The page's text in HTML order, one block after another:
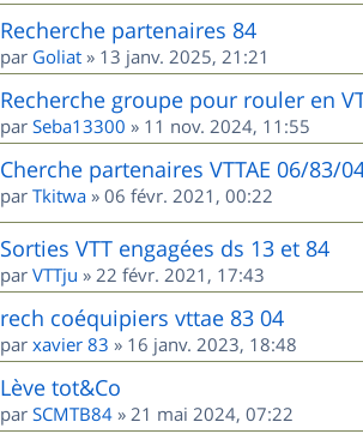
Recherche partenaires 84
par Goliat » 13 janv. 2025, 21:21
Recherche groupe pour rouler en
par Seba13300 » 11 nov. 2024, 11:55
Cherche partenaires VTTAE 06/83/
par Tkitwa » 06 févr. 2021, 00:22
Sorties VTT engagées ds 13 et 84
par VTTju » 22 févr. 2021, 17:43
rech coéquipiers vttae 83 04
par xavier 83 » 16 janv. 2023, 18:48
Lève tot&Co
par SCMTB84 » 21 mai 2024, 07:22